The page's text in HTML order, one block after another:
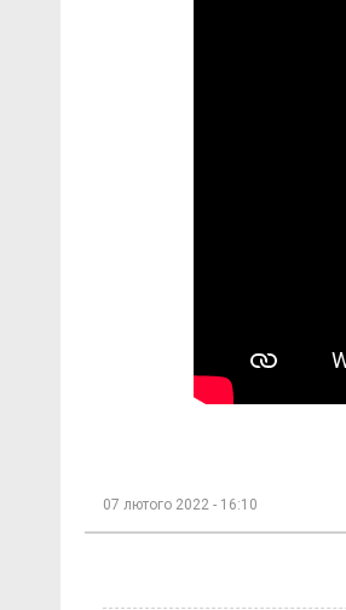
07 лютого 2022 - 16:10